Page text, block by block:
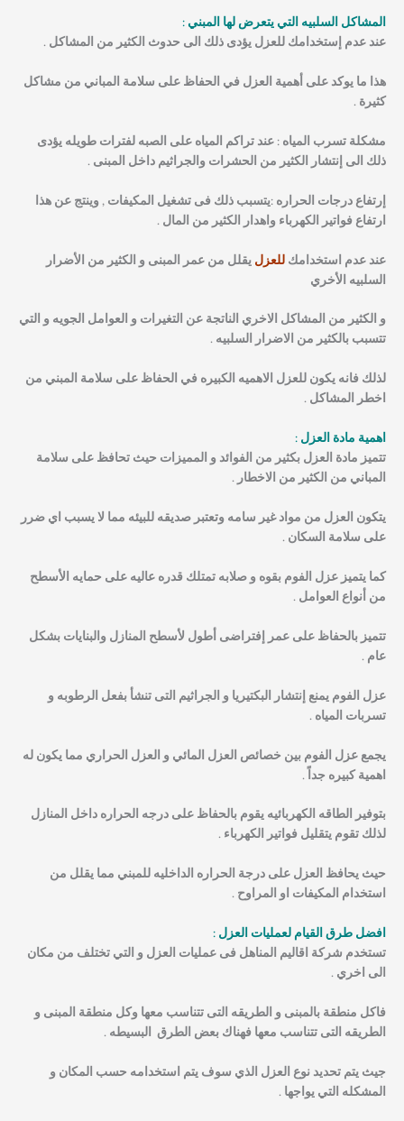
المشاكل السلبيه التي يتعرض لها المبني :
عند عدم إستخدامك للعزل يؤدى ذلك الى حدوث الكثير من المشاكل .
هذا ما يوكد على أهمية العزل في الحفاظ على سلامة المباني من مشاكل
كثيرة .
مشكلة تسرب المياه : عند تراكم المياه على الصبه لفترات طويله يؤدى
ذلك الى إنتشار الكثير من الحشرات والجراثيم داخل المبنى .
إرتفاع درجات الحراره :يتسبب ذلك فى تشغيل المكيفات , وينتج عن هذا
ارتفاع فواتير الكهرباء واهدار الكثير من المال .
عند عدم استخدامكللعزليقلل من عمر المبنى و الكثير من الأضرار
السلبيه الأخري
و الكثير من المشاكل الاخري الناتجة عن التغيرات و العوامل الجويه و التي
تتسبب بالكثير من الاضرار السلبيه .
لذلك فانه يكون للعزل الاهميه الكبيره في الحفاظ على سلامة المبني من
اخطر المشاكل .
اهمية مادة العزل :
تتميز مادة العزل بكثير من الفوائد و المميزات حيث تحافظ على سلامة
المباني من الكثير من الاخطار .
يتكون العزل من مواد غير سامه وتعتبر صديقه للبيئه مما لا يسبب اي ضرر
على سلامة السكان .
كما يتميز عزل الفوم بقوه و صلابه تمتلك قدره عاليه على حمايه الأسطح
من أنواع العوامل .
تتميز بالحفاظ على عمر إفتراضى أطول لأسطح المنازل والبنايات بشكل
عام .
عزل الفوم يمنع إنتشار البكتيريا و الجراثيم التى تنشأ بفعل الرطوبه و
تسربات المياه .
يجمع عزل الفوم بين خصائص العزل المائي و العزل الحراري مما يكون له
اهمية كبيره جداً .
بتوفير الطاقه الكهربائيه يقوم بالحفاظ على درجه الحراره داخل المنازل
لذلك تقوم يتقليل فواتير الكهرباء .
حيث يحافظ العزل على درجة الحراره الداخليه للمبني مما يقلل من
استخدام المكيفات او المراوح .
افضل طرق القيام لعمليات العزل :
تستخدم شركة اقاليم المناهل فى عمليات العزل و التي تختلف من مكان
الى اخري .
فاكل منطقة بالمبنى و الطريقه التى تتناسب معها وكل منطقة المبنى و
الطريقه التى تتناسب معها فهناك بعض الطرق البسيطه .
جيث يتم تحديد نوع العزل الذي سوف يتم استخدامه حسب المكان و
المشكله التي يواجها .